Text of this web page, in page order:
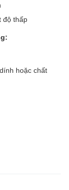
độ thấp
hoặc chất